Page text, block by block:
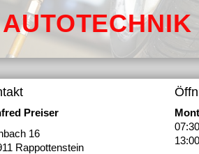
AUTOTECHNIK
Preiser
16
Rappottenstein